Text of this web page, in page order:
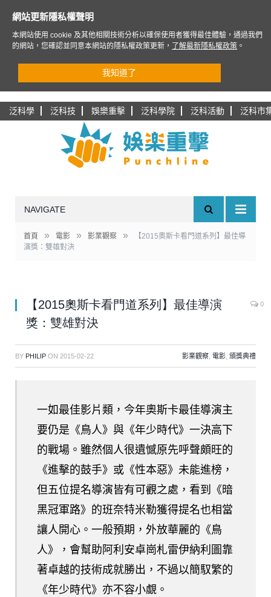
泛科學 泛科技 娛樂重擊 泛科學院 泛科活動 泛科市
NAVIGATE
首頁 » 電影 » 影業觀察 »
【2015奧斯卡看門道系列】最佳導
演獎：雙雄對決
【2015奧斯卡看門道系列】最佳導演
獎：雙雄對決
0
BY PHILIP ON 2015-02-22 影業觀察 電影 頒獎典禮
一如最佳影片類，今年奧斯卡最佳導演主
要仍是《鳥人》與《年少時代》一決高下
的戰場。雖然個人很遺憾原先呼聲頗旺的
《進擊的鼓手》或《性本惡》未能進榜，
但五位提名導演皆有可觀之處，看到《暗
黑冠軍路》的班奈特米勒獲得提名也相當
讓人開心。一般預期，外放華麗的《鳥
人》，會幫助阿利安卓崗札雷伊納利圖靠
著卓越的技術成就勝出，不過以簡馭繁的
《年少時代》亦不容小覷。
網站更新隱私權聲明
本網站使用 cookie 及其他相關技術分析以確保使用者獲得最佳體驗，通過我們
的網站，您確認並同意本網站的隱私權政策更新，
了解最新隱私權政策 。
我知道了